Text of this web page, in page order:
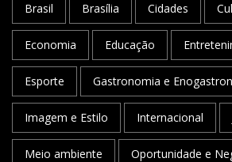
Brasil Brasília Cidades
Economia Educação
Esporte Gastronomia e
Imagem e Estilo Internacional
Meio ambiente Oportunidade e